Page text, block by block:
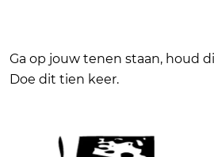
Ga op jouw tenen staan, houd
Doe dit tien keer.